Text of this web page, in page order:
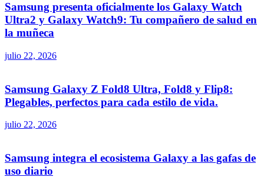
Samsung presenta oficialmente los Galaxy Watch
Ultra2 y Galaxy Watch9: Tu compañero de salud en
la muñeca
julio 22, 2026
Samsung Galaxy Z Fold8 Ultra, Fold8 y Flip8:
Plegables, perfectos para cada estilo de vida.
julio 22, 2026
Samsung integra el ecosistema Galaxy a las gafas de
uso diario